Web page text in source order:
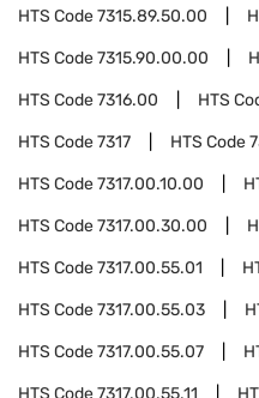
HTS Code7315.89.50.00
HTS Code7315.90.00.00
HTS Code7316.00 HTS
HTS Code7317 HTS Code
HTS Code7317.00.10.00
HTS Code7317.00.30.00
HTS Code7317.00.55.01
HTS Code7317.00.55.03
HTS Code7317.00.55.07
HTS Code7317.00.55.11